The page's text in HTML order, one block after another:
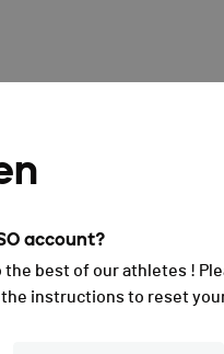
account?
best of our athletes !
instructions to reset